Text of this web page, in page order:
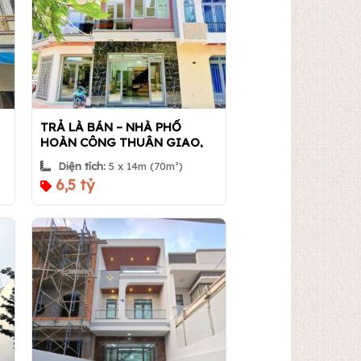
TRẢ LÀ BÁN – NHÀ PHỐ
HOÀN CÔNG THUẬN GIAO,
TP.HCM CHỈ TỪ 6,5 TỶ | Nhà
360Diện tích:5 x 14m (70m²)
6,5 tỷ